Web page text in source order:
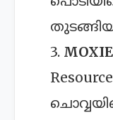
3. MOXIE